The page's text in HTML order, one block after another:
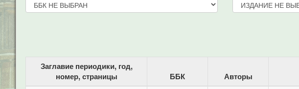
Заглавие периодики, год,
номер, страницы
ББК Авторы